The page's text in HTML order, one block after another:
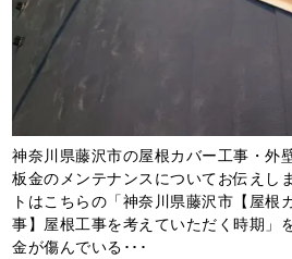
神奈川県藤沢市の屋根カバー工事・外
板金のメンテナンスについてお伝え
トはこちらの「神奈川県藤沢市【屋根
事】屋根工事を考えていただく時期
金が傷んでいる･･･